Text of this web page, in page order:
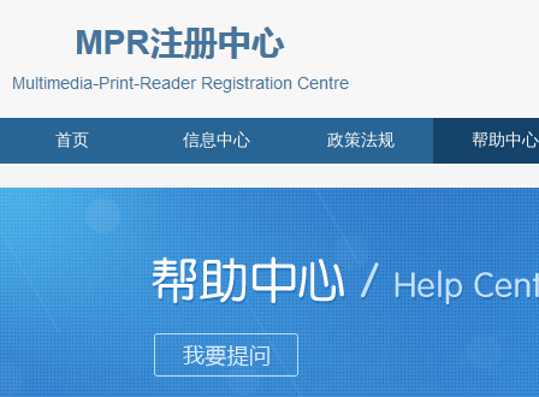
首页 信息中心 政策法规 帮助中心